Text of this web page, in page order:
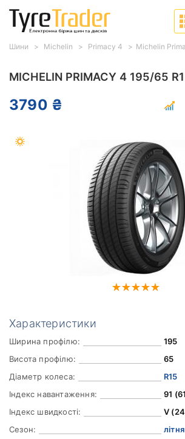
MICHELIN PRIMACY 4 195/65
3790 ₴
Характеристики
Ширина профілю:
195
Висота профілю:
65
Діаметр колеса:
R15
Індекс навантаження:
91
Індекс швидкості:
V
Сезон:
літня
Шини Michelin Primacy 4 Michelin